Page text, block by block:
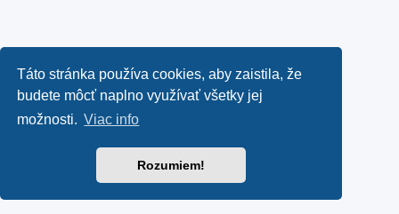
Táto stránka používa cookies, aby zaistila, že
budete môcť naplno využívať všetky jej
možnosti. Viac info
Rozumiem!